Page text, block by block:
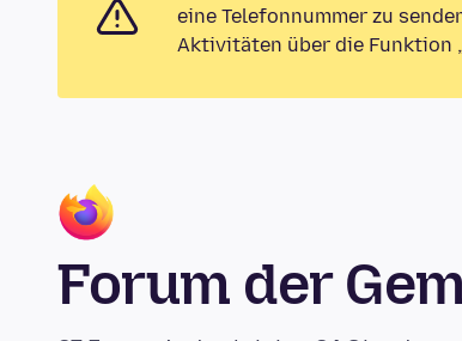
eine Telefonnummer zu
Aktivitäten über die Funktion
Forum der